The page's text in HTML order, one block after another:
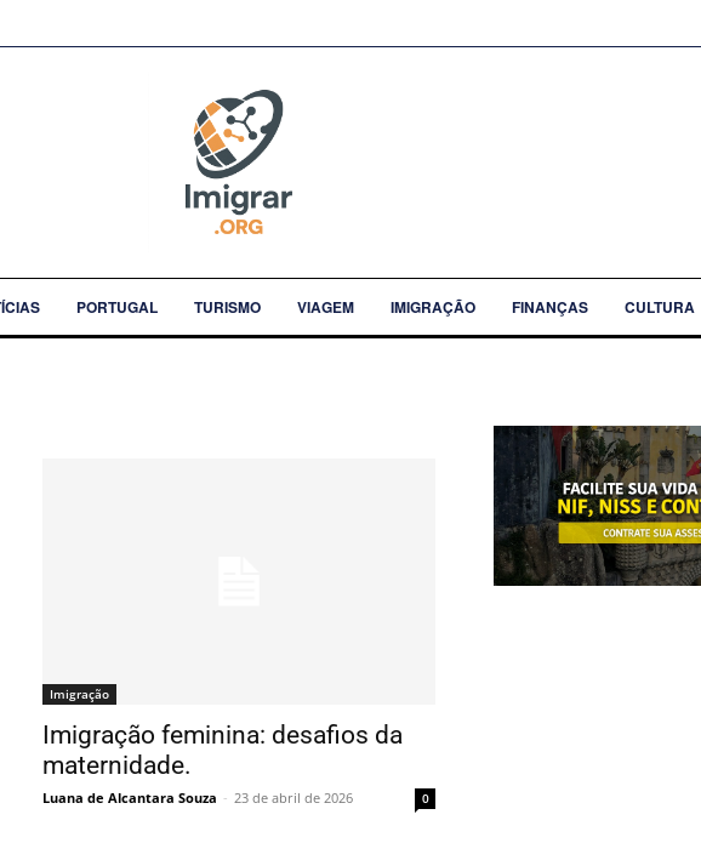
PORTUGAL TURISMO VIAGEM IMIGRAÇÃO FINANÇAS CULTURA
Imigração
Imigração feminina: desafios da
maternidade.
Luana de Alcantara Souza - 23 de abril de 2026 0